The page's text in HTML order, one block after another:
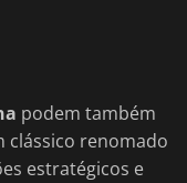
podem também
clássico renomado
estratégicos e